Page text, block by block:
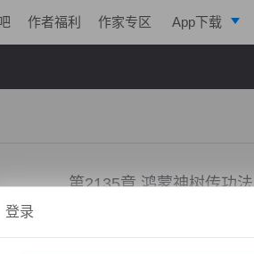
作者福利 作家专区 App下载
第2135章 鸿蒙神树传功法
：凌天战魂
登录